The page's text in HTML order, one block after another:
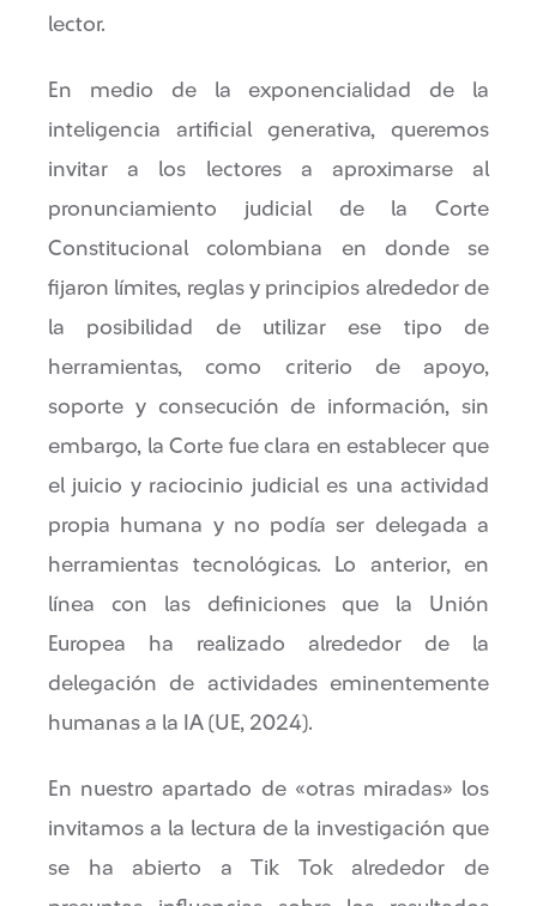
lector.
En medio de la exponencialidad de la
inteligencia artificial generativa, queremos
invitar a los lectores a aproximarse al
pronunciamiento judicial de la Corte
Constitucional colombiana en donde se
fijaron límites, reglas y principios alrededor de
la posibilidad de utilizar ese tipo de
herramientas, como criterio de apoyo,
soporte y consecución de información, sin
embargo, la Corte fue clara en establecer que
el juicio y raciocinio judicial es una actividad
propia humana y no podía ser delegada a
herramientas tecnológicas. Lo anterior, en
línea con las definiciones que la Unión
Europea ha realizado alrededor de la
delegación de actividades eminentemente
humanas a la IA (UE, 2024).
En nuestro apartado de «otras miradas» los
invitamos a la lectura de la investigación que
se ha abierto a Tik Tok alrededor de